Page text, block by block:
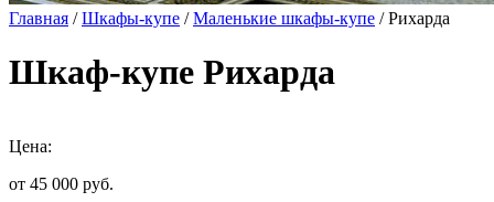
Главная /Шкафы-купе /Маленькие шкафы-купе / Рихарда
Шкаф-купе Рихарда
Цена:
от 45 000 руб.